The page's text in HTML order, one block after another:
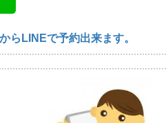
らLINEで予約出来ます。